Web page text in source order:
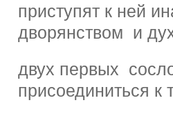
приступят к ней
дворянством и
двух первых
присоединиться